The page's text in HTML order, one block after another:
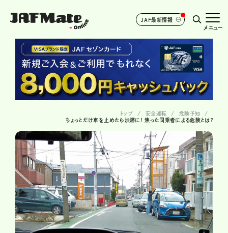
JAF最新情報
メニュー
トップ 安全運転
危険予知
ちょっとだけ車を止めたら渋滞に！ 焦った同乗者による危険とは？